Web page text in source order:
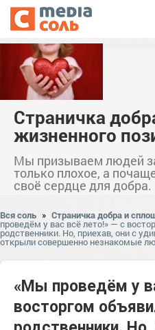
Страничка
жизненного
Мы призываем людей
только плохое, а
своё сердце для добра.
Вся соль » Страничка добра и
проведём у вас всё лето!» — с
родственники. Но, приехав, они с
открыли совершенно незнакомые
«Мы проведём у
восторгом